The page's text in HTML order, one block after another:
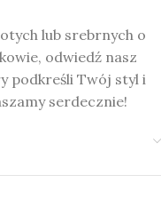
lub srebrnych o
odwiedź nasz
podkreśli Twój styl i
serdecznie!